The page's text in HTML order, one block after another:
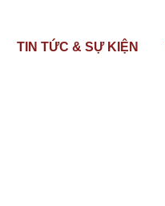
TIN TỨC & SỰ KIỆN